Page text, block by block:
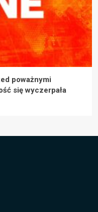
poważnymi
się wyczerpała